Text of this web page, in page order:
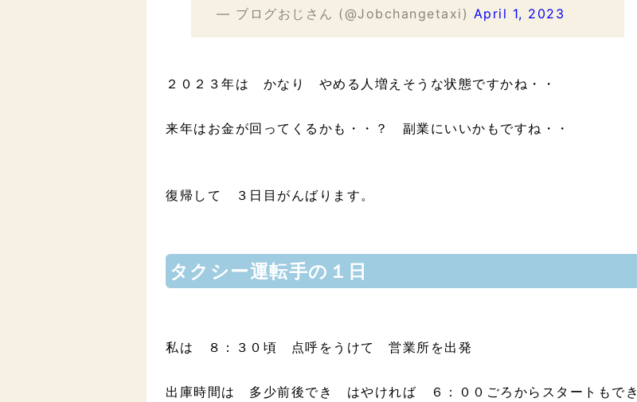
— ブログおじさん (@Jobchangetaxi) April 1, 2023
２０２３年は かなり やめる人増えそうな状態ですかね・・
来年はお金が回ってくるかも・・？ 副業にいいかもですね・・
復帰して ３日目がんばります。
タクシー運転手の１日
私は ８：３０頃 点呼をうけて 営業所を出発
出庫時間は 多少前後でき はやければ ６：００ごろからスタートもでき